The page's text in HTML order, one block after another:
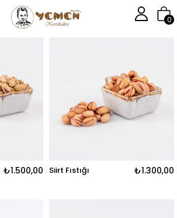
0
₺1.500,00 Siirt Fıstığı ₺1.300,00